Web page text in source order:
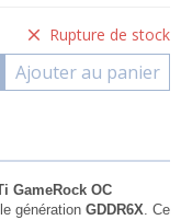
Rupture de stock
Ajouter au panier
GameRock OC
génération GDDR6X. Ce